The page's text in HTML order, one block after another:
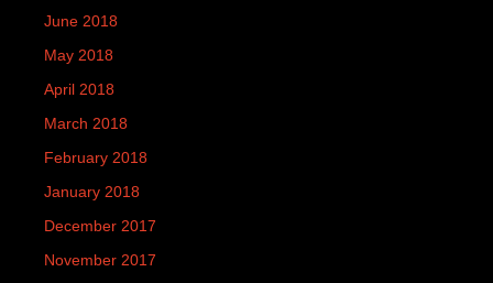
June 2018
May 2018
April 2018
March 2018
February 2018
January 2018
December 2017
November 2017